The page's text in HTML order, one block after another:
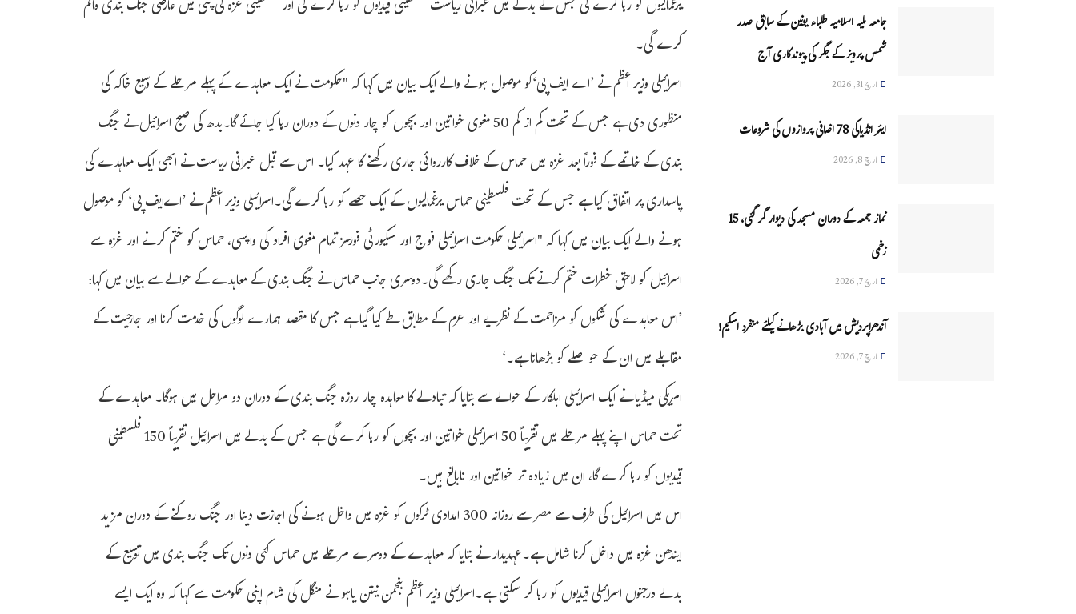
کرے گی۔
اسرائیلی وزیر اعظم نے ’اے ایف پی‘کو موصول ہونے والے ایک بیان میں کہا کہ "حکومت نے ایک معاہدے کے پہلے مرحلے کے وسیع خاکہ کی
منظوری دی ہے جس کے تحت کم از کم 50 مغوی خواتین اور بچوں کو چار دنوں کے دوران رہا کیا جائے گا۔بدھ کی صبح اسرائیل نے جنگ
بندی کے خاتمے کے فوراً بعد غزہ میں حماس کے خلاف کارروائی جاری رکھنے کا عہد کیا۔ اس سے قبل عبرانی ریاست نے ابھی ایک معاہدے کی
پاسداری پر اتفاق کیا ہے جس کے تحت فلسطینی حماس یرغمالیوں کے ایک حصے کو رہا کرے گی۔اسرائیلی وزیر اعظم نے ’اےایف پی‘ کو موصول
ہونے والے ایک بیان میں کہا کہ "اسرائیلی حکومت اسرائیلی فوج اور سکیورٹی فورسز تمام مغوی افراد کی واپسی، حماس کو ختم کرنے اور غزہ سے
اسرائیل کو لاحق خطرات ختم کرنے تک جنگ جاری رکھے گی۔دوسری جانب حماس نے جنگ بندی کے معاہدے کے حوالے سے بیان میں کہا:
’اس معاہدے کی شکوں کو مزاحمت کے نظریے اور عزم کے مطابق طے کیا گیا ہے جس کا مقصد ہمارے لوگوں کی خدمت کرنا اور جارحیت کے
مقابلے میں ان کے حوصلے کو بڑھانا ہے۔‘
امریکی میڈیا نے ایک اسرائیلی اہلکار کے حوالے سے بتایا کہ تبادلے کا معاہدہ چار روزہ جنگ بندی کے دوران دو مراحل میں ہوگا۔ معاہدے کے
تحت حماس اپنے پہلے مرحلے میں تقریباً 50 اسرائیلی خواتین اور بچوں کو رہا کرےگی ہے جس کے بدلے میں اسرائیل تقریباً 150 فلسطینی
قیدیوں کو رہا کرے گا، ان میں زیادہ تر خواتین اور نابالغ ہیں۔
اس میں اسرائیل کی طرف سے مصر سے روزانہ 300 امدادی ٹرکوں کو غزہ میں داخل ہونے کی اجازت دینا اور جنگ روکنے کے دورن مزید
ایندھن غزہ میں داخل کرنا شامل ہے۔عہدیدار نے بتایا کہ معاہدے کے دوسرے مرحلے میں حماس کئی دنوں تک جنگ بندی میں توسیع کے
بدلے درجنوں اسرائیلی قیدیوں کو رہا کر سکتی ہے۔اسرائیلی وزیر اعظم بنجمن نیتن یاہو نے منگل کی شام اپنی حکومت سے کہا کہ وہ ایک ایسے
جامعہ ملیہ اسلامیہ طلباء یونین کے سابق صدر
شمس پرویز کے جگر کی پیوندکاری آج
مارچ 31, 2026
ایئر انڈیاکی 78 اضافی پروازوں کی شروعات
مارچ 8, 2026
نماز جمعہ کے دوران مسجد کی دیوار گر گئی، 15
زخمی
مارچ 7, 2026
آندھراپردیش میں آبادی بڑھانے کیلئے منفرد اسکیم!
مارچ 7, 2026